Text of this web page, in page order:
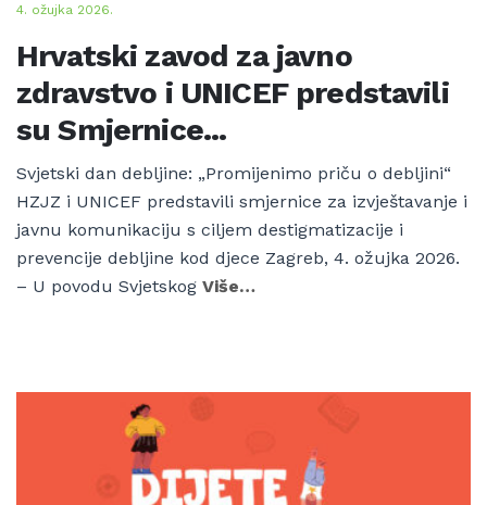
4. ožujka 2026.
Hrvatski zavod za javno
zdravstvo i UNICEF predstavili
su Smjernice...
Svjetski dan debljine: „Promijenimo priču o debljini“
HZJZ i UNICEF predstavili smjernice za izvještavanje i
javnu komunikaciju s ciljem destigmatizacije i
prevencije debljine kod djece Zagreb, 4. ožujka 2026.
– U povodu Svjetskog Više…